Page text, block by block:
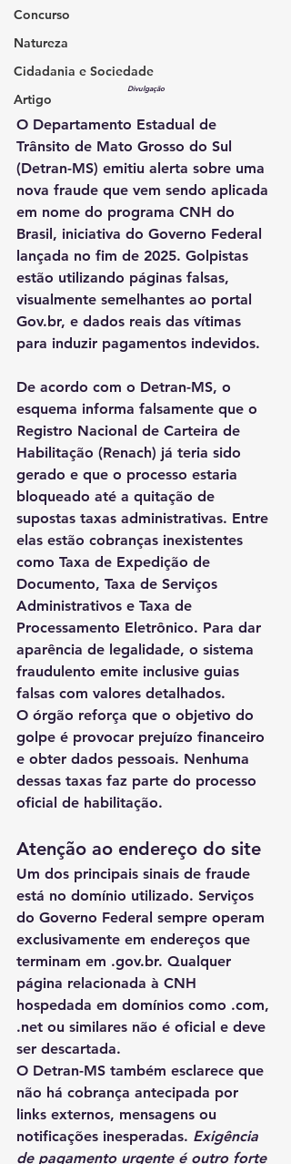
Concurso
Natureza
Cidadania e Sociedade
Artigo
Divulgação
O Departamento Estadual de
Trânsito de Mato Grosso do Sul
(Detran-MS) emitiu alerta sobre uma
nova fraude que vem sendo aplicada
em nome do programa CNH do
Brasil, iniciativa do Governo Federal
lançada no fim de 2025. Golpistas
estão utilizando páginas falsas,
visualmente semelhantes ao portal
Gov.br, e dados reais das vítimas
para induzir pagamentos indevidos.
De acordo com o Detran-MS, o
esquema informa falsamente que o
Registro Nacional de Carteira de
Habilitação (Renach) já teria sido
gerado e que o processo estaria
bloqueado até a quitação de
supostas taxas administrativas. Entre
elas estão cobranças inexistentes
como Taxa de Expedição de
Documento, Taxa de Serviços
Administrativos e Taxa de
Processamento Eletrônico. Para dar
aparência de legalidade, o sistema
fraudulento emite inclusive guias
falsas com valores detalhados.
O órgão reforça que o objetivo do
golpe é provocar prejuízo financeiro
e obter dados pessoais. Nenhuma
dessas taxas faz parte do processo
oficial de habilitação.
Atenção ao endereço do site
Um dos principais sinais de fraude
está no domínio utilizado. Serviços
do Governo Federal sempre operam
exclusivamente em endereços que
terminam em .gov.br. Qualquer
página relacionada à CNH
hospedada em domínios como .com,
.net ou similares não é oficial e deve
ser descartada.
O Detran-MS também esclarece que
não há cobrança antecipada por
links externos, mensagens ou
notificações inesperadas. Exigência
de pagamento urgente é outro forte